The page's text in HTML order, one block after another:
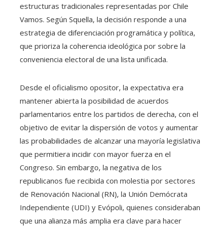
estructuras tradicionales representadas por Chile
Vamos. Según Squella, la decisión responde a una
estrategia de diferenciación programática y política,
que prioriza la coherencia ideológica por sobre la
conveniencia electoral de una lista unificada.
Desde el oficialismo opositor, la expectativa era
mantener abierta la posibilidad de acuerdos
parlamentarios entre los partidos de derecha, con el
objetivo de evitar la dispersión de votos y aumentar
las probabilidades de alcanzar una mayoría legislativa
que permitiera incidir con mayor fuerza en el
Congreso. Sin embargo, la negativa de los
republicanos fue recibida con molestia por sectores
de Renovación Nacional (RN), la Unión Demócrata
Independiente (UDI) y Evópoli, quienes consideraban
que una alianza más amplia era clave para hacer